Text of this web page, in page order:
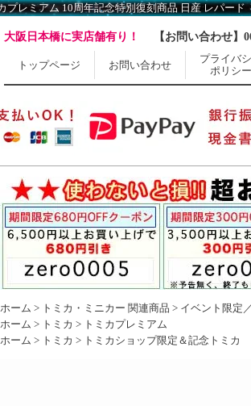
大阪日本橋に実店舗有り！ 【お問い合わせ】
トップページ お問い合わせ
プライバ
ポリシー
ホーム > トミカ・ミニカー 関連商品 > イベント限定
ホーム > トミカ > トミカプレミアム
ホーム > トミカ > トミカショップ限定＆記念トミカ